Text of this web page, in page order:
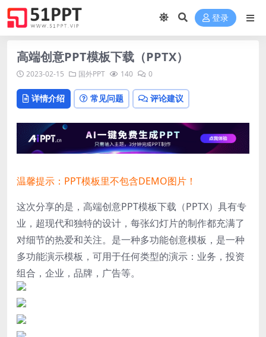
登录
高端创意PPT模板下载（PPTX）
2023-02-15 国外PPT 140 0
详情介绍 常见问题 评论建议
温馨提示：PPT模板里不包含DEMO图片！
这次分享的是，高端创意PPT模板下载（PPTX）具有专
业，超现代和独特的设计，每张幻灯片的制作都充满了
对细节的热爱和关注。是一种多功能创意模板，是一种
多功能演示模板，可用于任何类型的演示：业务，投资
组合，企业，品牌，广告等。